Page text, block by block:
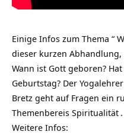
Einige Infos zum Thema “
dieser kurzen
Wann ist Gott geboren?
Geburtstag? Der Yogalehrer
Bretz geht auf Fragen ein
Themenbereis Spiritualität .
Weitere Infos: